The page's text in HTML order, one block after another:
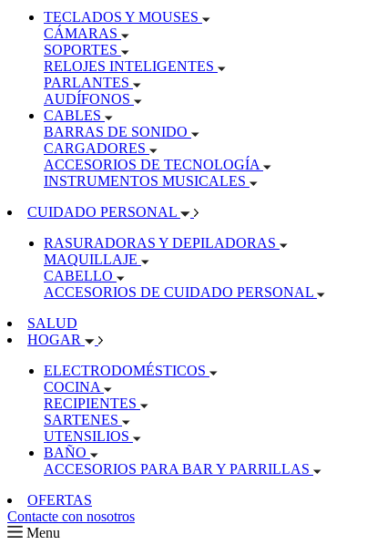
TECLADOS Y MOUSES
CÁMARAS
SOPORTES
RELOJES INTELIGENTES
PARLANTES
AUDÍFONOS
CABLES
BARRAS DE SONIDO
CARGADORES
ACCESORIOS DE TECNOLOGÍA
INSTRUMENTOS MUSICALES
CUIDADO PERSONAL
RASURADORAS Y DEPILADORAS
MAQUILLAJE
CABELLO
ACCESORIOS DE CUIDADO PERSONAL
SALUD
HOGAR
ELECTRODOMÉSTICOS
COCINA
RECIPIENTES
SARTENES
UTENSILIOS
BAÑO
ACCESORIOS PARA BAR Y PARRILLAS
OFERTAS
Contacte con nosotros
Menu